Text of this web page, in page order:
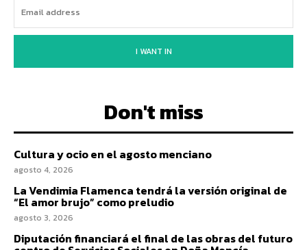
I WANT IN
Don't miss
Cultura y ocio en el agosto menciano
agosto 4, 2026
La Vendimia Flamenca tendrá la versión original de
“El amor brujo” como preludio
agosto 3, 2026
Diputación financiará el final de las obras del futuro